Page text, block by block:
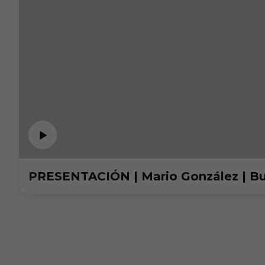
PRESENTACIÓN | Mario González |